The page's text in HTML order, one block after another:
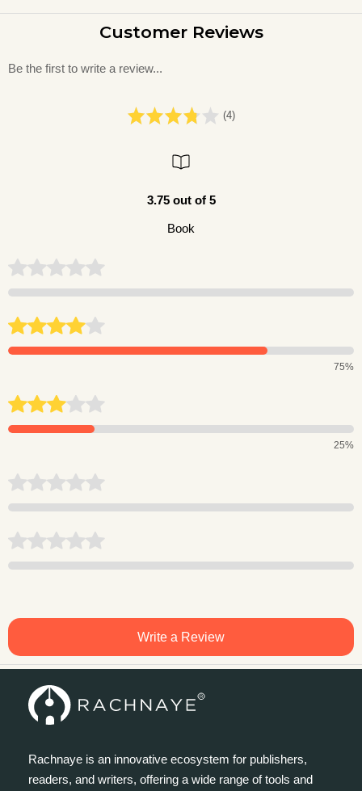
Customer Reviews
Be the first to write a review...
(4)
3.75 out of 5
Book
75%
25%
Write a Review
Rachnaye is an innovative ecosystem for publishers,
readers, and writers, offering a wide range of tools and